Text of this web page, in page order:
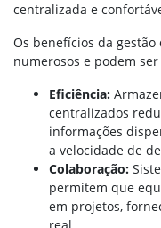
centralizada e
Os benefícios da
numerosos e podem
Eficiência:
centralizados
informações
a velocidade de
Colaboração:
permitem que
em projetos,